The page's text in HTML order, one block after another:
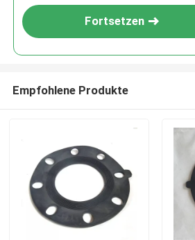
Fortsetzen
Empfohlene Produkte